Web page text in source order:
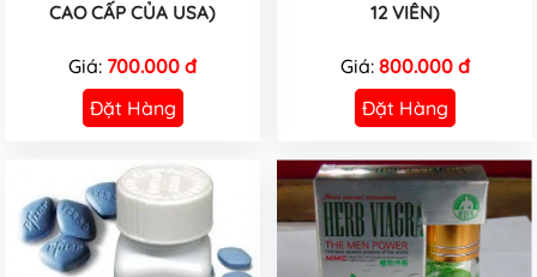
CAO CẤP CỦA USA)
Giá: 700.000 đ
Đặt Hàng
12 VIÊN)
Giá: 800.000 đ
Đặt Hàng